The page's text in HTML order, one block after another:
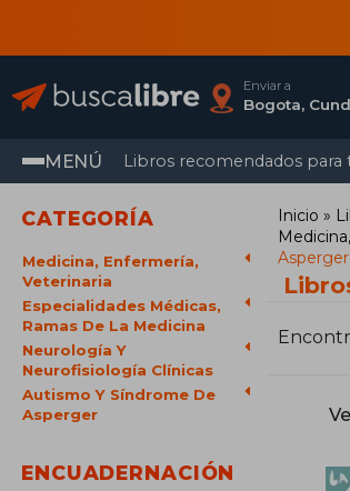
Enviar a
MENÚ Libros recomendados para
CATEGORÍA
Medicina, Enfermería,
Veterinaria
Especialidades Médicas,
Ramas De La Medicina
Neurología Y
Neurofisiología Clínicas
Autismo Y Síndrome De
Asperger
ENCUADERNACIÓN
Inicio
Asperger